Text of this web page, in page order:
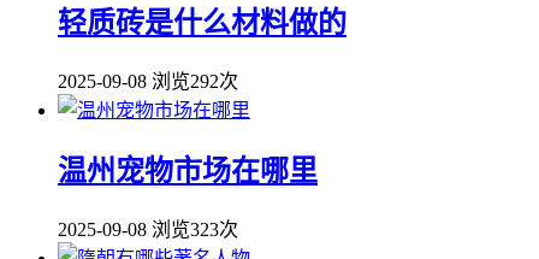
轻质砖是什么材料做的
2025-09-08 浏览292次
温州宠物市场在哪里
2025-09-08 浏览323次